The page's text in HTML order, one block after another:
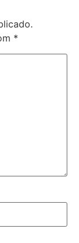
*